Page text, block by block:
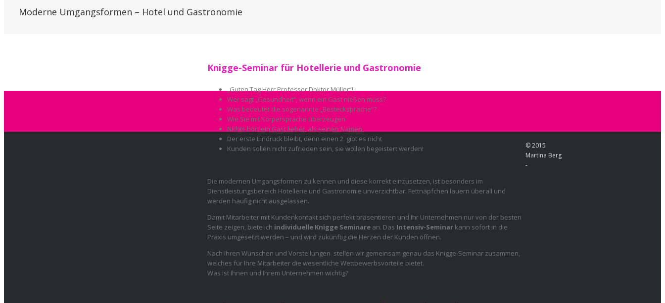
Moderne Umgangsformen – Hotel und Gastronomie
Knigge-Seminar für Hotellerie und Gastronomie
„Guten Tag Herr Professor Doktor Müller“!
Wer sagt „Gesundheit“, wenn ein Gast nießen muss?
Was bedeutet die sogenannte „Bestecksprache“?
Wie Sie mit Körpersprache überzeugen
Nichts hört ein Gast lieber, als seinen Namen
Der erste Eindruck bleibt, denn einen 2. gibt es nicht
Kunden sollen nicht zufrieden sein, sie wollen begeistert werden!
Die modernen Umgangsformen zu kennen und diese korrekt einzusetzen, ist besonders im
Dienstleistungsbereich Hotellerie und Gastronomie unverzichtbar. Fettnäpfchen lauern überall und
werden häufig nicht ausgelassen.
Damit Mitarbeiter mit Kundenkontakt sich perfekt präsentieren und Ihr Unternehmen nur von der besten
Seite zeigen, biete ich individuelle Knigge Seminare an. Das Intensiv-Seminar kann sofort in die
Praxis umgesetzt werden – und wird zukünftig die Herzen der Kunden öffnen.
Nach Ihren Wünschen und Vorstellungen stellen wir gemeinsam genau das Knigge-Seminar zusammen,
welches für Ihre Mitarbeiter die wesentliche Wettbewerbsvorteile bietet.
Was ist Ihnen und Ihrem Unternehmen wichtig?
© 2015
Martina Berg
-